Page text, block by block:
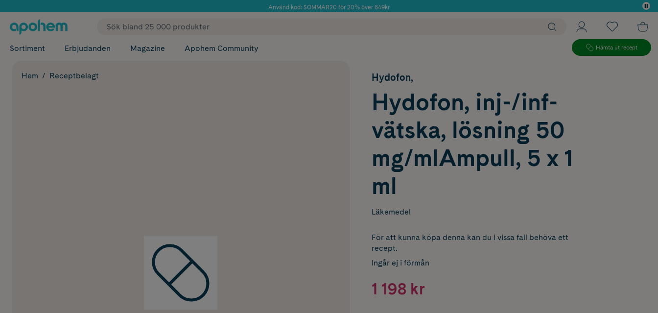
Använd kod: SOMMAR20 för 20% över 649kr
✓ Fri frakt
Sortiment Erbjudanden Magazine Apohem Community Hämta ut recept
Hem Receptbelagt Hydofon,
Hydofon, inj-/inf-
vätska, lösning 50
mg/mlAmpull, 5 x 1
ml
Läkemedel
För att kunna köpa denna kan du i vissa fall behöva ett
recept.
Ingår ej i förmån
1 198 kr